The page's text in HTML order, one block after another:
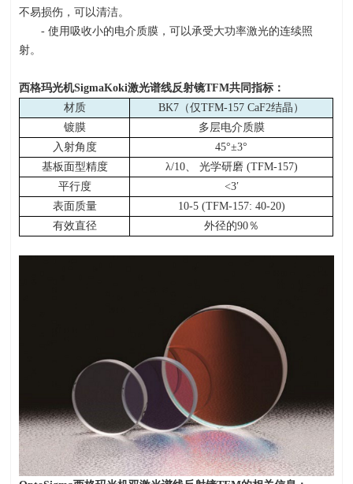
不易损伤，可以清洁。
- 使用吸收小的电介质膜，可以承受大功率激光的连续照
射。
西格玛光机SigmaKoki激光谱线反射镜TFM共同指标：
材质
BK7（仅TFM-157 CaF2结晶）
镀膜
多层电介质膜
入射角度
45°±3°
基板面型精度
λ/10、 光学研磨 (TFM-157)
平行度
<3′
表面质量
10-5 (TFM-157: 40-20)
有效直径
外径的90％